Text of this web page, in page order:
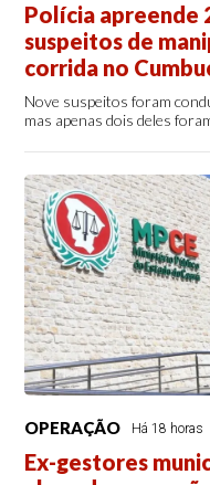
Polícia apreende
suspeitos de
corrida no
Nove suspeitos foram
mas apenas dois deles
OPERAÇÃO Há 18 horas
Ex-gestores